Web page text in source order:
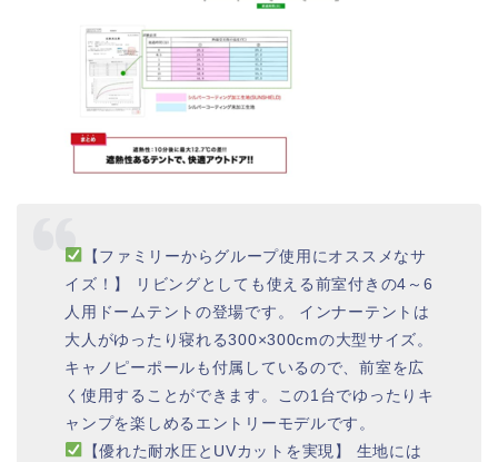
【ファミリーからグループ使用にオススメなサ
イズ！】 リビングとしても使える前室付きの4～6
人用ドームテントの登場です。 インナーテントは
大人がゆったり寝れる300×300cmの大型サイズ。
キャノピーポールも付属しているので、前室を広
く使用することができます。この1台でゆったりキ
ャンプを楽しめるエントリーモデルです。
【優れた耐水圧とUVカットを実現】 生地には